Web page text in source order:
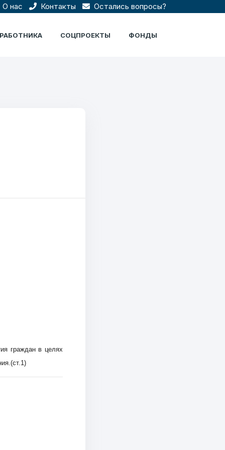
О нас Контакты Остались вопросы?
СОЦПРОЕКТЫ ФОНДЫ
граждан в целях